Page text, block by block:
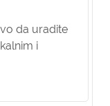
da uradite
i